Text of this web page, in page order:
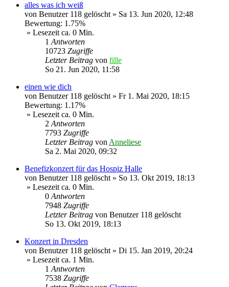
alles was ich weiß
von Benutzer 118 gelöscht» Sa 13. Jun 2020, 12:48
Bewertung: 1.75%
» Lesezeit ca. 0 Min.
1Antworten
10723 Zugriffe
Letzter Beitrag von fille
So 21. Jun 2020, 11:58
einen wie dich
von Benutzer 118 gelöscht» Fr 1. Mai 2020, 18:15
Bewertung: 1.17%
» Lesezeit ca. 0 Min.
2Antworten
7793 Zugriffe
Letzter Beitrag vonAnneliese
Sa 2. Mai 2020, 09:32
Benefizkonzert für das Hospiz Halle
von Benutzer 118 gelöscht» So 13. Okt 2019, 18:13
» Lesezeit ca. 0 Min.
0Antworten
7948 Zugriffe
Letzter Beitrag von Benutzer 118 gelöscht
So 13. Okt 2019, 18:13
Konzert in Dresden
von Benutzer 118 gelöscht» Di 15. Jan 2019, 20:24
» Lesezeit ca. 1 Min.
1Antworten
7538 Zugriffe